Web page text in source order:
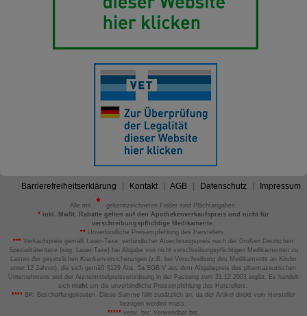
Barrierefreiheitserklärung Kontakt AGB Datenschutz Impressum
Alle mit
gekennzeichneten Felder sind Pflichtangaben.
*inkl. MwSt. Rabatte gelten auf den Apothekenverkaufspreis und nicht für
verschreibungspflichtige Medikamente.
** Unverbindliche Preisempfehlung des Herstellers.
*** Verkaufspreis gemäß Lauer-Taxe; verbindlicher Abrechnungspreis nach der Großen Deutschen
Spezialitätentaxe (sog. Lauer-Taxe) bei Abgabe von nicht verschreibungspflichtigen Medikamenten zu
Lasten der gesetzlichen Krankenversicherungen (z.B. bei Verschreibung des Medikaments an Kinder
unter 12 Jahren), die sich gemäß §129 Abs. 5a SGB V aus dem Abgabepreis des pharmazeutischen
Unternehmens und der Arzneimittelpreisverordnung in der Fassung zum 31.12.2003 ergibt. Es handelt
sich nicht um die unverbindliche Preisempfehlung des Herstellers.
****BK: Beschaffungskosten. Diese Summe fällt zusätzlich an, da der Artikel direkt vom Hersteller
bezogen werden muss.
*****verw. bis: Verwendbar bis.